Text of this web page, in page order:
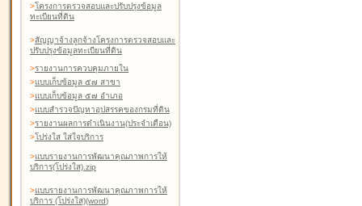
>โครงการตรวจสอบและปรับปรุงข้อมูล
ทะเบียนที่ดิน
>สัญญาจ้างลูกจ้างโครงการตรวจสอบและ
ปรับปรุงข้อมูลทะเบียนที่ดิน
>รายงานการควบคุมภายใน
>แบบเก็บข้อมูล ๕๗ สาขา
>แบบเก็บข้อมูล ๕๗ อำเภอ
>แบบสำรวจปัญหาอุปสรรคของกรมที่ดิน
>รายงานผลการดำเนินงาน(ประจำเดือน)
>โปร่งใส ใส่ใจบริการ
>แบบรายงานการพัฒนาคุณภาพการให้
บริการ(โปร่งใส).zip
>แบบรายงานการพัฒนาคุณภาพการให้
บริการ (โปร่งใส)(word)